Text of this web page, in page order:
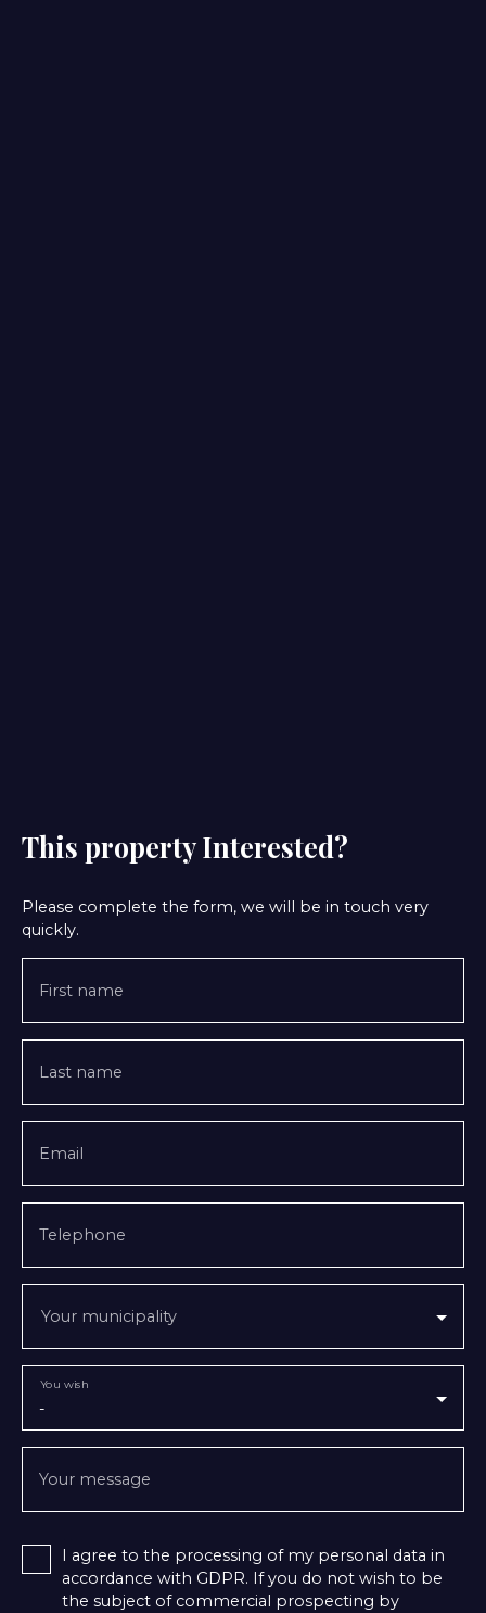
This property Interested?
Please complete the form, we will be in touch very
quickly.
First name
Last name
Email
Telephone
Your municipality
-
You wish
Your message
I agree to the processing of my personal data in
accordance with GDPR. If you do not wish to be
the subject of commercial prospecting by